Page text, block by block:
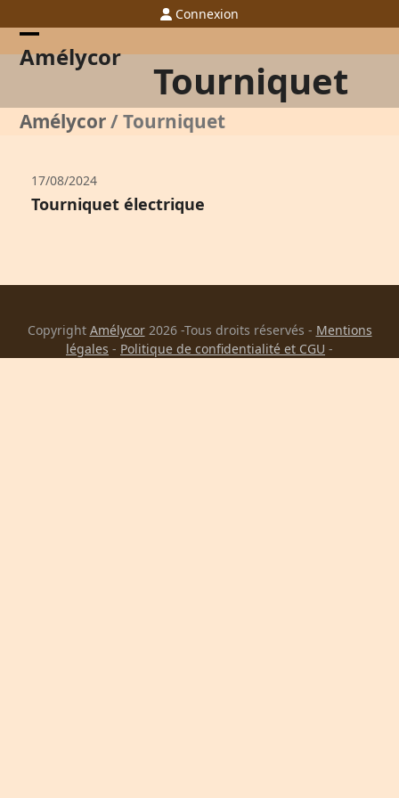
to
content
Connexion
Amélycor
Open
menu
Close
menu
Tourniquet
Amélycor/Tourniquet
17/08/2024
Tourniquet électrique
Copyright Amélycor2026 -Tous droits réservés - Mentions
légales - Politique de confidentialité et CGU -